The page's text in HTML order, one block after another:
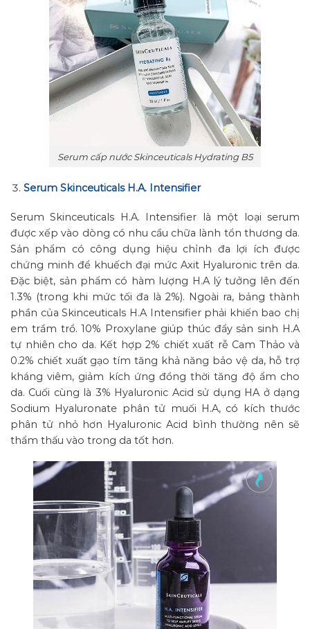
Serum cấp nước Skinceuticals Hydrating B5
Serum Skinceuticals H.A. Intensifier
Serum Skinceuticals H.A. Intensifier là một loại serum
được xếp vào dòng có nhu cầu chữa lành tổn thương da.
Sản phẩm có công dụng hiệu chỉnh đa lợi ích được
chứng minh để khuếch đại mức Axit Hyaluronic trên da.
Đặc biệt, sản phẩm có hàm lượng H.A lý tưởng lên đến
1.3% (trong khi mức tối đa là 2%). Ngoài ra, bảng thành
phần của Skinceuticals H.A Intensifier phải khiến bao chị
em trầm trồ. 10% Proxylane giúp thúc đẩy sản sinh H.A
tự nhiên cho da. Kết hợp 2% chiết xuất rễ Cam Thảo và
0.2% chiết xuất gạo tím tăng khả năng bảo vệ da, hỗ trợ
kháng viêm, giảm kích ứng đồng thời tăng độ ẩm cho
da. Cuối cùng là 3% Hyaluronic Acid sử dụng HA ở dạng
Sodium Hyaluronate phân tử muối H.A, có kích thước
phân tử nhỏ hơn Hyaluronic Acid bình thường nên sẽ
thẩm thấu vào trong da tốt hơn.